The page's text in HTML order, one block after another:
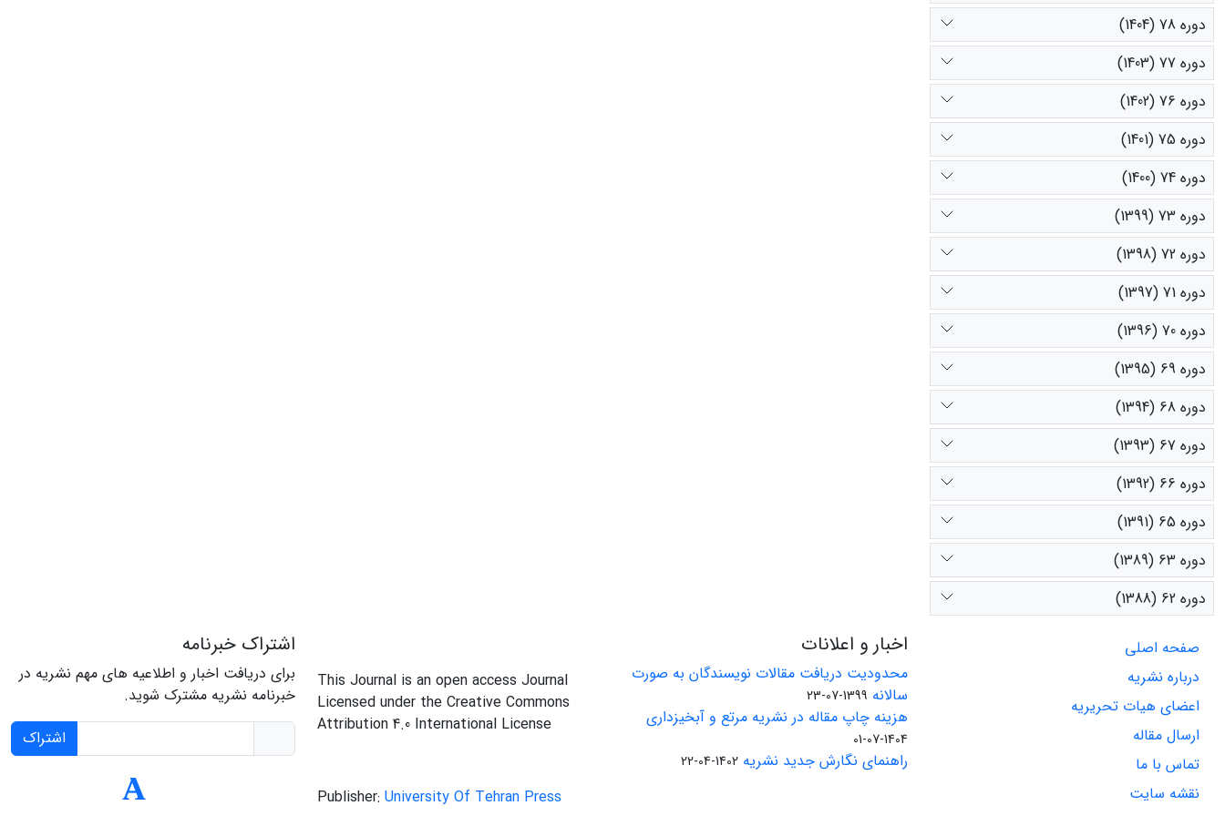
دوره 78 (1404)
دوره 77 (1403)
دوره 76 (1402)
دوره 75 (1401)
دوره 74 (1400)
دوره 73 (1399)
دوره 72 (1398)
دوره 71 (1397)
دوره 70 (1396)
دوره 69 (1395)
دوره 68 (1394)
دوره 67 (1393)
دوره 66 (1392)
دوره 65 (1391)
دوره 63 (1389)
دوره 62 (1388)
صفحه اصلی
درباره نشریه
اعضای هیات تحریریه
ارسال مقاله
تماس با ما
نقشه سایت
اخبار و اعلانات
محدودیت دریافت مقالات نویسندگان به صورت
سالانه 1399-07-23
هزینه چاپ مقاله در نشریه مرتع و آبخیزداری
1404-07-01
راهنمای نگارش جدید نشریه 1402-04-22
This Journal is an open access Journal
Licensed under the Creative Commons
Attribution 4.0 International License
Publisher: University Of Tehran Press
اشتراک خبرنامه
برای دریافت اخبار و اطلاعیه های مهم نشریه در
خبرنامه نشریه مشترک شوید.
اشتراک